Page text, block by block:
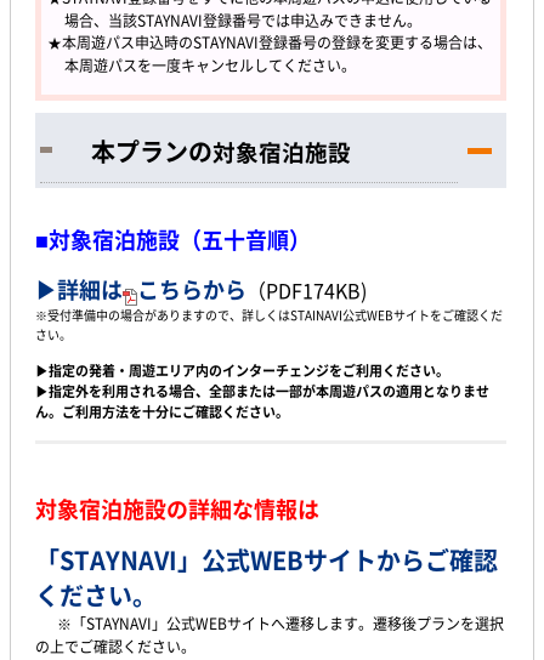
場合、当該STAYNAVI登録番号では申込みできません。
★本周遊パス申込時のSTAYNAVI登録番号の登録を変更する場合は、
本周遊パスを一度キャンセルしてください。
本プランの対象宿泊施設
■対象宿泊施設（五十音順）
▶詳細は こちらから （PDF174KB)
※受付準備中の場合がありますので、詳しくはSTAINAVI公式WEBサイトをご確認くだ
さい。
▶指定の発着・周遊エリア内のインターチェンジをご利用ください。
▶指定外を利用される場合、全部または一部が本周遊パスの適用となりませ
ん。ご利用方法を十分にご確認ください。
対象宿泊施設の詳細な情報は
「STAYNAVI」公式WEBサイトからご確認
ください。
※「STAYNAVI」公式WEBサイトへ遷移します。遷移後プランを選択
の上でご確認ください。